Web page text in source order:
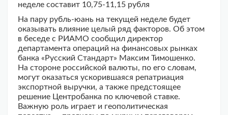
неделе составит 10,75-11,15 рубля
На пару рубль-юань на текущей неделе будет
оказывать влияние целый ряд факторов. Об этом
в беседе с РИАМО сообщил директор
департамента операций на финансовых рынках
банка «Русский Стандарт» Максим Тимошенко.
На стороне российской валюты, по его словам,
могут оказаться ускорившаяся репатриация
экспортной выручки, а также предстоящее
решение Центробанка по ключевой ставке.
Важную роль играет и геополитическая